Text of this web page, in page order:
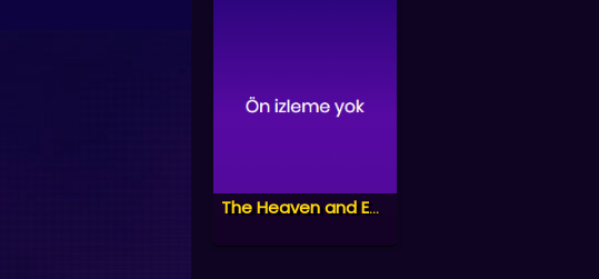
The Heaven and Earth Show